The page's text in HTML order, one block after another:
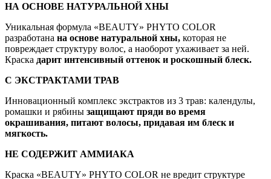
НА ОСНОВЕ НАТУРАЛЬНОЙ ХНЫ
Уникальная формула «BEAUTY» PHYTO COLOR
разработана на основе натуральной хны, которая не
повреждает структуру волос, а наоборот ухаживает за ней.
Краска дарит интенсивный оттенок и роскошный блеск.
С ЭКСТРАКТАМИ ТРАВ
Инновационный комплекс экстрактов из 3 трав: календулы,
ромашки и рябины защищают пряди во время
окрашивания, питают волосы, придавая им блеск и
мягкость.
НЕ СОДЕРЖИТ АММИАКА
Краска «BEAUTY» PHYTO COLOR не вредит структуре